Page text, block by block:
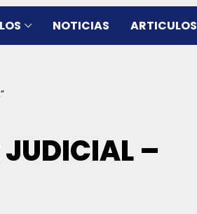
NOTICIAS ARTICULOS
–